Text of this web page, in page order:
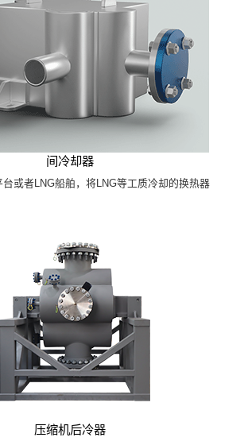
间冷却器
或者LNG船舶，将LNG等工质冷却的换热器
压缩机后冷器